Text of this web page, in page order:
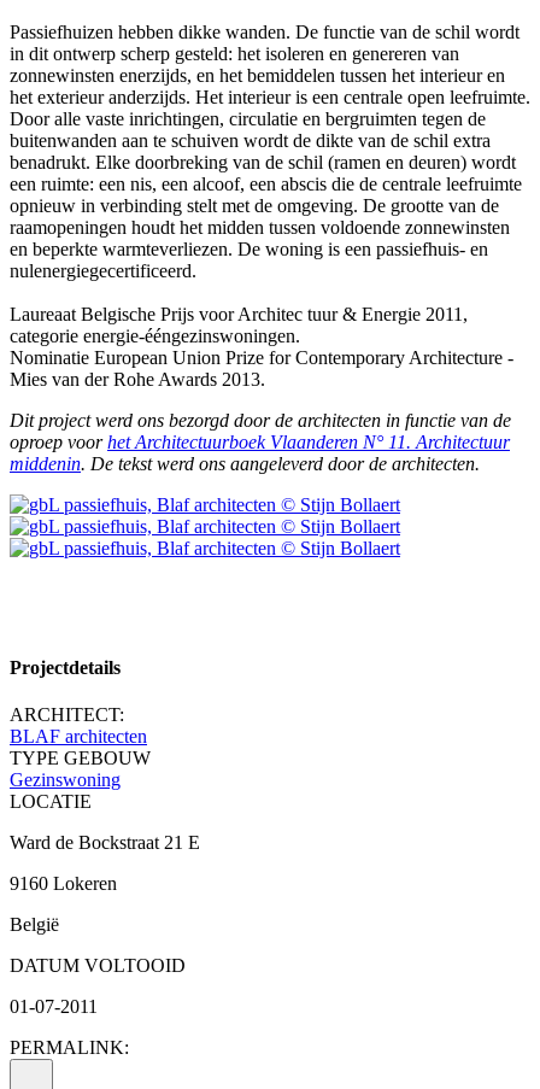
Passiefhuizen hebben dikke wanden. De functie van de schil wordt
in dit ontwerp scherp gesteld: het isoleren en genereren van
zonnewinsten enerzijds, en het bemiddelen tussen het interieur en
het exterieur anderzijds. Het interieur is een centrale open leefruimte.
Door alle vaste inrichtingen, circulatie en bergruimten tegen de
buitenwanden aan te schuiven wordt de dikte van de schil extra
benadrukt. Elke doorbreking van de schil (ramen en deuren) wordt
een ruimte: een nis, een alcoof, een abscis die de centrale leefruimte
opnieuw in verbinding stelt met de omgeving. De grootte van de
raamopeningen houdt het midden tussen voldoende zonnewinsten
en beperkte warmteverliezen. De woning is een passiefhuis- en
nulenergiegecertificeerd.
Laureaat Belgische Prijs voor Architec tuur & Energie 2011,
categorie energie-ééngezinswoningen.
Nominatie European Union Prize for Contemporary Architecture -
Mies van der Rohe Awards 2013.
Dit project werd ons bezorgd door de architecten in functie van de
oproep voorhet Architectuurboek Vlaanderen N° 11. Architectuur
middenin. De tekst werd ons aangeleverd door de architecten.
Projectdetails
ARCHITECT:
BLAF architecten
TYPE GEBOUW
Gezinswoning
LOCATIE
Ward de Bockstraat 21 E
9160 Lokeren
België
DATUM VOLTOOID
01-07-2011
PERMALINK: